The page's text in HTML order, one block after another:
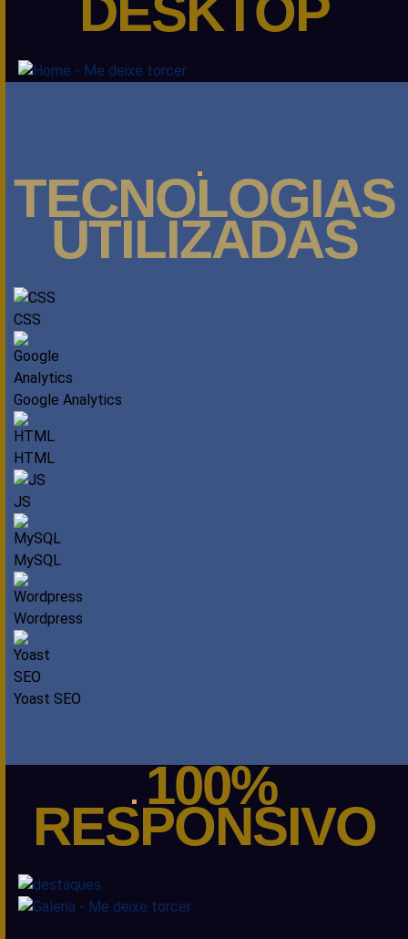
DESKTOP
TECNOLOGIAS
UTILIZADAS
CSS
Google Analytics
HTML
JS
MySQL
Wordpress
Yoast SEO
100%
RESPONSIVO